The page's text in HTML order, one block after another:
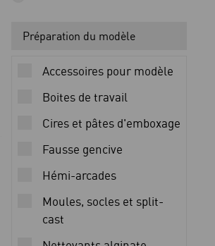
Préparation du modèle
Accessoires pour modèle
Boites de travail
Cires et pâtes d'emboxage
Fausse gencive
Hémi-arcades
Moules, socles et split-
cast